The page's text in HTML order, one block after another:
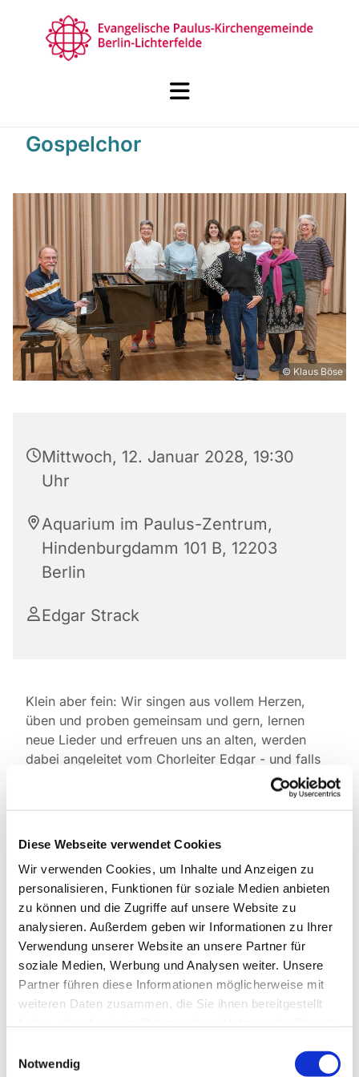
Diese Webseite verwendet Cookies
Wir verwenden Cookies, um Inhalte und Anzeigen zu
personalisieren, Funktionen für soziale Medien anbieten
zu können und die Zugriffe auf unsere Website zu
analysieren. Außerdem geben wir Informationen zu Ihrer
Verwendung unserer Website an unsere Partner für
soziale Medien, Werbung und Analysen weiter. Unsere
Partner führen diese Informationen möglicherweise mit
weiteren Daten zusammen, die Sie ihnen bereitgestellt
Notwendig
Gospelchor
© Klaus Böse
Mittwoch, 12. Januar 2028, 19:30
Uhr
Aquarium im Paulus-Zentrum,
Hindenburgdamm 101 B, 12203
Berlin
Edgar Strack
Klein aber fein: Wir singen aus vollem Herzen,
üben und proben gemeinsam und gern, lernen
neue Lieder und erfreuen uns an alten, werden
dabei angeleitet vom Chorleiter Edgar - und falls
wer mittun möchte: gerne doch, willkommen!
Leitung:Edgar Strack
Email:Edgar_strack(at)web.de
Probentermine:Mittwoch 19:30 bis 21:00 Uhr
ab Juni 2025 in der Pauluskirche